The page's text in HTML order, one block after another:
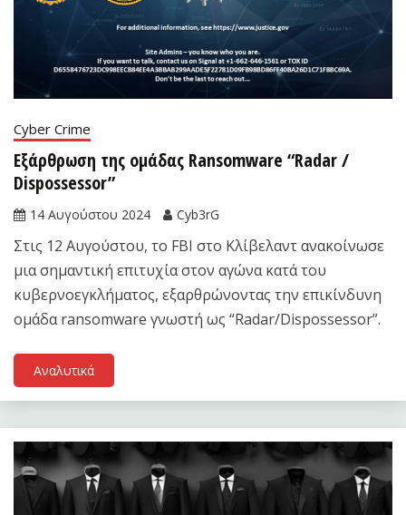
Cyber Crime
Εξάρθρωση της ομάδας Ransomware “Radar /
Dispossessor”
14 Αυγούστου 2024 Cyb3rG
Στις 12 Αυγούστου, το FBI στο Κλίβελαντ ανακοίνωσε
μια σημαντική επιτυχία στον αγώνα κατά του
κυβερνοεγκλήματος, εξαρθρώνοντας την επικίνδυνη
ομάδα ransomware γνωστή ως “Radar/Dispossessor”.
Αναλυτικά